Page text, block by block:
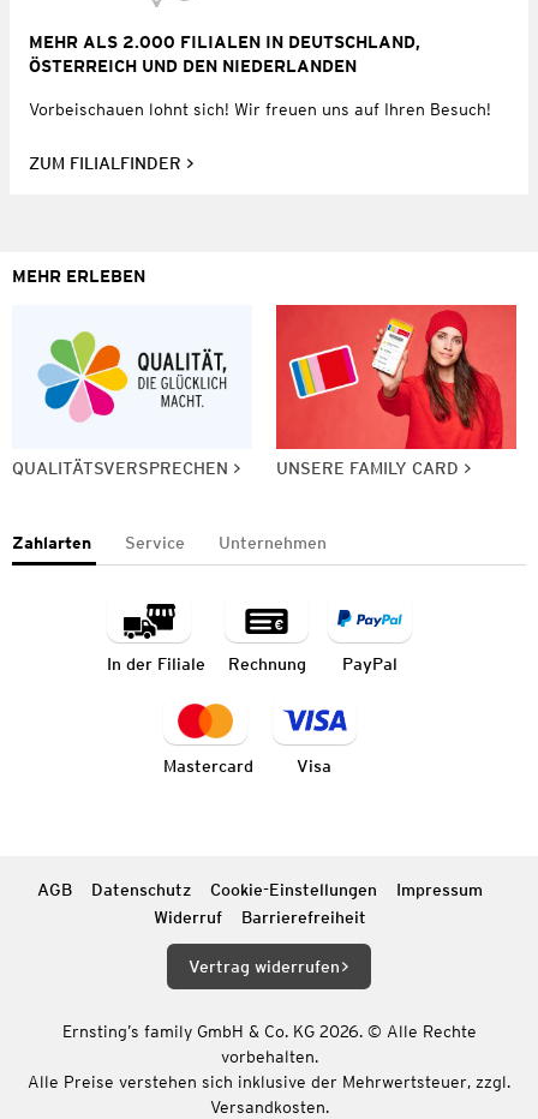
MEHR ALS 2.000 FILIALEN IN DEUTSCHLAND,
ÖSTERREICH UND DEN NIEDERLANDEN
Vorbeischauen lohnt sich! Wir freuen uns auf Ihren Besuch!
ZUM FILIALFINDER
MEHR ERLEBEN
QUALITÄTSVERSPRECHEN UNSERE FAMILY CARD
Zahlarten Service Unternehmen
In der Filiale Rechnung PayPal
Mastercard Visa
AGB Datenschutz Cookie-Einstellungen
Impressum
Widerruf
Barrierefreiheit
Vertrag widerrufen
Ernsting’s family GmbH & Co. KG 2026. © Alle Rechte
vorbehalten.
Alle Preise verstehen sich inklusive der Mehrwertsteuer, zzgl.
Versandkosten.